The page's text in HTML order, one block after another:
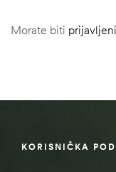
Morate biti prijavljeni
KORISNIČKA